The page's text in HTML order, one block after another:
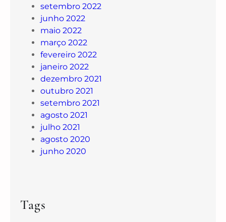
setembro 2022
junho 2022
maio 2022
março 2022
fevereiro 2022
janeiro 2022
dezembro 2021
outubro 2021
setembro 2021
agosto 2021
julho 2021
agosto 2020
junho 2020
Tags